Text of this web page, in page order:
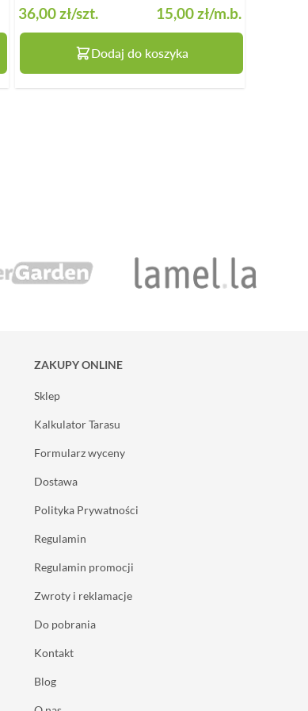
36,00 zł/szt. 15,00 zł/m.b.
Dodaj do koszyka
ZAKUPY ONLINE
Sklep
Kalkulator Tarasu
Formularz wyceny
Dostawa
Polityka Prywatności
Regulamin
Regulamin promocji
Zwroty i reklamacje
Do pobrania
Kontakt
Blog